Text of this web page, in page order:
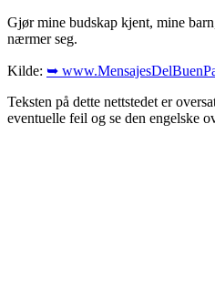
Gjør mine budskap kjent, mine
nærmer seg.
Kilde: ➥
Teksten på dette nettstedet er
eventuelle feil og se den engelske